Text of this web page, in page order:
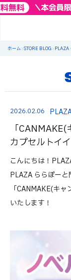
ホーム>STORE BLOG>PLAZA
2026.02.06
「
カプセルトイ
こんにちは！
PLAZA ららぽー
「CANMAKE(キ
いたします！